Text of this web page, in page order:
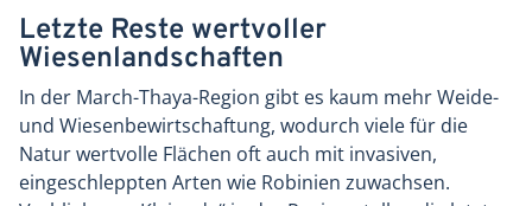
Letzte Reste wertvoller
Wiesenlandschaften
In der March-Thaya-Region gibt es kaum mehr Weide-
und Wiesenbewirtschaftung, wodurch viele für die
Natur wertvolle Flächen oft auch mit invasiven,
eingeschleppten Arten wie Robinien zuwachsen.